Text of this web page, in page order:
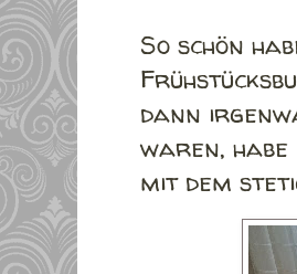
So schön
dann
waren, habe
mit dem